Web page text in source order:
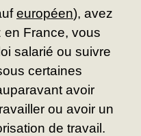
européen), avez
en France, vous
salarié ou suivre
certaines
avoir
ou avoir un
de travail.